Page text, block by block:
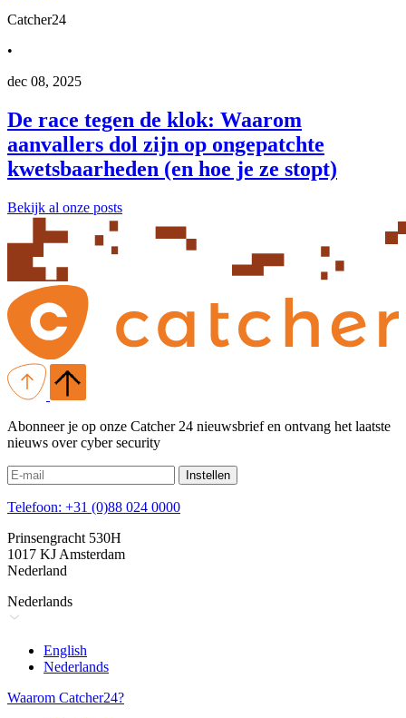
Catcher24
•
dec 08, 2025
De race tegen de klok: Waarom
aanvallers dol zijn op ongepatchte
kwetsbaarheden (en hoe je ze stopt)
Bekijk al onze posts
Abonneer je op onze Catcher 24 nieuwsbrief en ontvang het laatste
nieuws over cyber security
Instellen
Telefoon: +31 (0)88 024 0000
Prinsengracht 530H
1017 KJ Amsterdam
Nederland
Nederlands
English
Nederlands
Waarom Catcher24?